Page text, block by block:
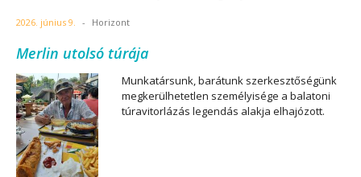
2026. június 9. - Horizont
Merlin utolsó túrája
Munkatársunk, barátunk szerkesztőségünk
megkerülhetetlen személyisége a balatoni
túravitorlázás legendás alakja elhajózott.